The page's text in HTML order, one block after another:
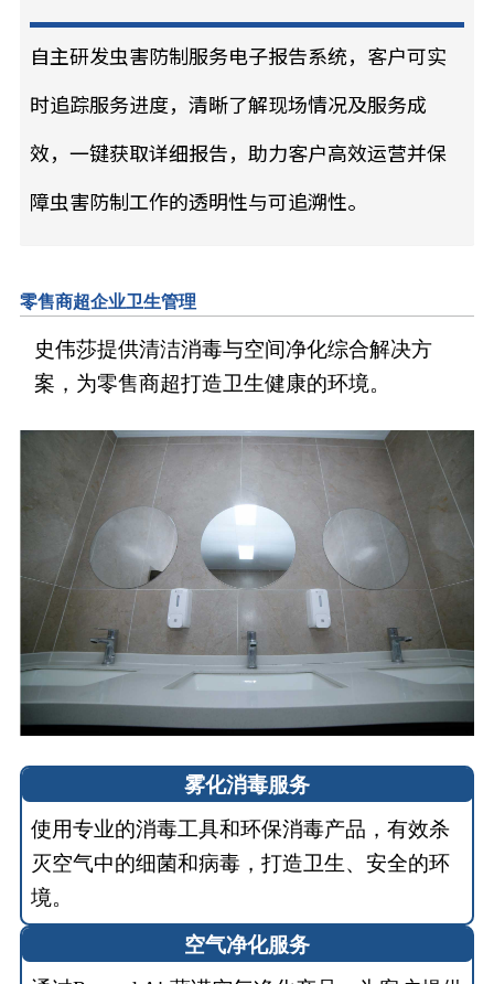
自主研发虫害防制服务电子报告系统，客户可实
时追踪服务进度，清晰了解现场情况及服务成
效，一键获取详细报告，助力客户高效运营并保
障虫害防制工作的透明性与可追溯性。
零售商超企业卫生管理
史伟莎提供清洁消毒与空间净化综合解决方
案，为零售商超打造卫生健康的环境。
雾化消毒服务
使用专业的消毒工具和环保消毒产品，有效杀
灭空气中的细菌和病毒，打造卫生、安全的环
境。
空气净化服务